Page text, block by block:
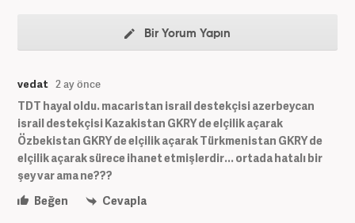
Bir Yorum Yapın
vedat 2 ay önce
TDT hayal oldu. macaristan israil destekçisi azerbeycan
israil destekçisi Kazakistan GKRY de elçilik açarak
Özbekistan GKRY de elçilik açarak Türkmenistan GKRY de
elçilik açarak sürece ihanet etmişlerdir... ortada hatalı bir
şey var ama ne???
Beğen
Cevapla